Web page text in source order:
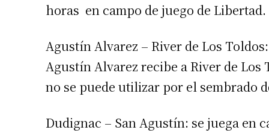
horas en campo de juego de Libertad.
Agustín Alvarez – River de Los
Agustín Alvarez recibe a River de Los
no se puede utilizar por el sembrado
Dudignac – San Agustín: se juega en